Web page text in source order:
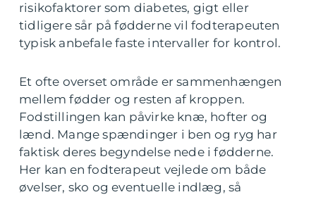
risikofaktorer som diabetes, gigt eller
tidligere sår på fødderne vil fodterapeuten
typisk anbefale faste intervaller for kontrol.
Et ofte overset område er sammenhængen
mellem fødder og resten af kroppen.
Fodstillingen kan påvirke knæ, hofter og
lænd. Mange spændinger i ben og ryg har
faktisk deres begyndelse nede i fødderne.
Her kan en fodterapeut vejlede om både
øvelser, sko og eventuelle indlæg, så